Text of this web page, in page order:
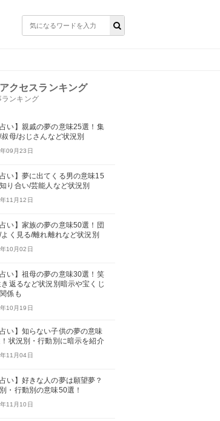
クセスランキング
ランキング
占い】親戚の夢の意味25選！集
叔母/おじさんなど状況別
09月23日
占い】夢に出てくる男の意味15
り合い/芸能人など状況別
11月12日
占い】家族の夢の意味50選！団
よく見る/離れ離れなど状況別
10月02日
占い】祖母の夢の意味30選！笑
き返るなど状況別暗示や宝くじ
係も
10月19日
占い】知らない子供の夢の意味
状況別・行動別に暗示を紹介
11月04日
占い】好きな人の夢は願望夢？
・行動別の意味50選！
11月10日